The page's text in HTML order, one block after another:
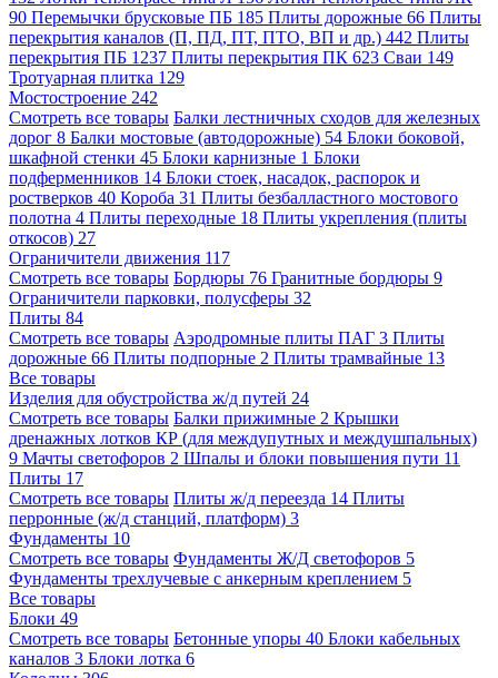
90 Перемычки брусковые ПБ 185 Плиты дорожные 66 Плиты
перекрытия каналов (П, ПД, ПТ, ПТО, ВП и др.) 442 Плиты
перекрытия ПБ 1237 Плиты перекрытия ПК 623 Сваи 149
Тротуарная плитка 129
Мостостроение 242
Смотреть все товары Балки лестничных сходов для железных
дорог 8 Балки мостовые (автодорожные) 54 Блоки боковой,
шкафной стенки 45 Блоки карнизные 1 Блоки
подферменников 14 Блоки стоек, насадок, распорок и
ростверков 40 Короба 31 Плиты безбалластного мостового
полотна 4 Плиты переходные 18 Плиты укрепления (плиты
откосов) 27
Ограничители движения 117
Смотреть все товары Бордюры 76 Гранитные бордюры 9
Ограничители парковки, полусферы 32
Плиты 84
Смотреть все товары Аэродромные плиты ПАГ 3 Плиты
дорожные 66 Плиты подпорные 2 Плиты трамвайные 13
Все товары
Изделия для обустройства ж/д путей 24
Смотреть все товары Балки прижимные 2 Крышки
дренажных лотков КР (для междупутных и междушпальных)
9 Мачты светофоров 2 Шпалы и блоки повышения пути 11
Плиты 17
Смотреть все товары Плиты ж/д переезда 14 Плиты
перронные (ж/д станций, платформ) 3
Фундаменты 10
Смотреть все товары Фундаменты Ж/Д светофоров 5
Фундаменты трехлучевые с анкерным креплением 5
Все товары
Блоки 49
Смотреть все товары Бетонные упоры 40 Блоки кабельных
каналов 3 Блоки лотка 6